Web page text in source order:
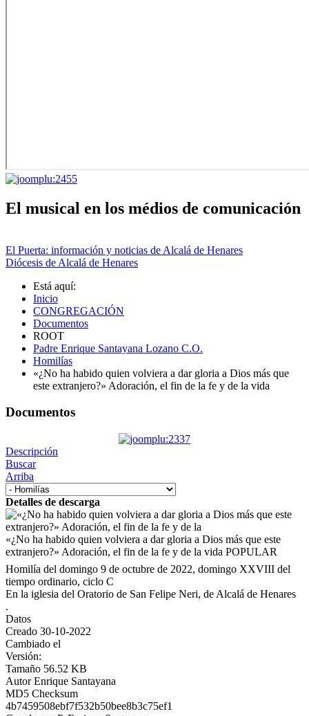
El musical en los médios de comunicación
El Puerta: información y noticias de Alcalá de Henares
Diócesis de Alcalá de Henares
Está aquí:
Inicio
CONGREGACIÓN
Documentos
ROOT
Padre Enrique Santayana Lozano C.O.
Homilías
«¿No ha habido quien volviera a dar gloria a Dios más que
este extranjero?» Adoración, el fin de la fe y de la vida
Documentos
Descripción
Buscar
Arriba
Detalles de descarga
«¿No ha habido quien volviera a dar gloria a Dios más que este
extranjero?» Adoración, el fin de la fe y de la vida POPULAR
Homilía del domingo 9 de octubre de 2022, domingo XXVIII del
tiempo ordinario, ciclo C
En la iglesia del Oratorio de San Felipe Neri, de Alcalá de Henares
.
Datos
Creado 30-10-2022
Cambiado el
Versión:
Tamaño 56.52 KB
Autor Enrique Santayana
MD5 Checksum
4b7459508ebf7f532b50bee8b3c75ef1